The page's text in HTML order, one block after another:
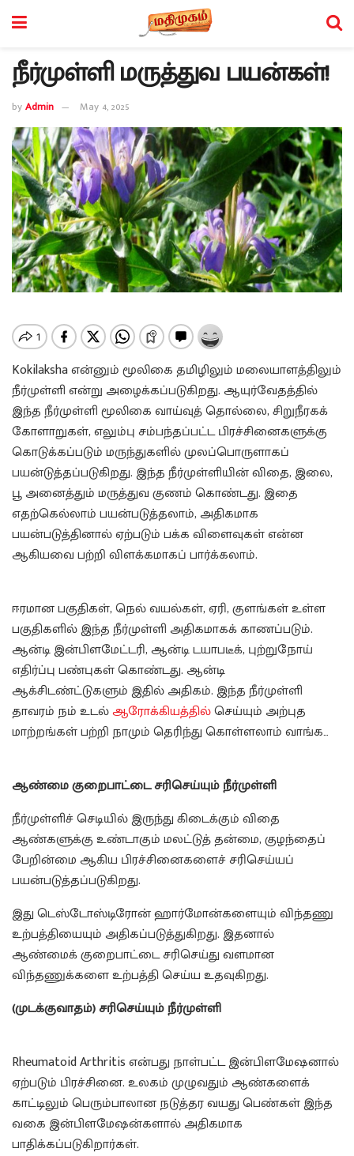
நீர்முள்ளி மருத்துவ பயன்கள்!
byAdmin May 4, 2025
Kokilaksha என்னும் மூலிகை தமிழிலும் மலையாளத்திலும்
நீர்முள்ளி என்று அழைக்கப்படுகிறது. ஆயுர்வேதத்தில்
இந்த நீர்முள்ளி மூலிகை வாய்வுத் தொல்லை, சிறுநீரகக்
கோளாறுகள், எலும்பு சம்பந்தப்பட்ட பிரச்சினைகளுக்கு
கொடுக்கப்படும் மருந்துகளில் முலப்பொருளாகப்
பயன்டுத்தப்படுகிறது. இந்த நீர்முள்ளியின் விதை, இலை,
பூ அனைத்தும் மருத்துவ குணம் கொண்டது. இதை
எதற்கெல்லாம் பயன்படுத்தலாம், அதிகமாக
பயன்படுத்தினால் ஏற்படும் பக்க விளைவுகள் என்ன
ஆகியவை பற்றி விளக்கமாகப் பார்க்கலாம்.
ஈரமான பகுதிகள், நெல் வயல்கள், ஏரி, குளங்கள் உள்ள
பகுதிகளில் இந்த நீர்முள்ளி அதிகமாகக் காணப்படும்.
ஆன்டி இன்பிளமேட்டரி, ஆன்டி டயாபடீக், புற்றுநோய்
எதிர்ப்பு பண்புகள் கொண்டது. ஆன்டி
ஆக்சிடண்ட்டுகளும் இதில் அதிகம். இந்த நீர்முள்ளி
தாவரம் நம் உடல்ஆரோக்கியத்தில்செய்யும் அற்புத
மாற்றங்கள் பற்றி நாமும் தெரிந்து கொள்ளலாம் வாங்க…
ஆண்மை குறைபாட்டை சரிசெய்யும் நீர்முள்ளி
நீர்முள்ளிச் செடியில் இருந்து கிடைக்கும் விதை
ஆண்களுக்கு உண்டாகும் மலட்டுத் தன்மை, குழந்தைப்
பேறின்மை ஆகிய பிரச்சினைகளைச் சரிசெய்யப்
பயன்படுத்தப்படுகிறது.
இது டெஸ்டோஸ்டிரோன் ஹார்மோன்களையும் விந்தணு
உற்பத்தியையும் அதிகப்படுத்துகிறது. இதனால்
ஆண்மைக் குறைபாட்டை சரிசெய்து வளமான
விந்தணுக்களை உற்பத்தி செய்ய உதவுகிறது.
(முடக்குவாதம்) சரிசெய்யும் நீர்முள்ளி
Rheumatoid Arthritis என்பது நாள்பட்ட இன்பிளமேஷனால்
ஏற்படும் பிரச்சினை. உலகம் முழுவதும் ஆண்களைக்
காட்டிலும் பெரும்பாலான நடுத்தர வயது பெண்கள் இந்த
வகை இன்பிளமேஷன்களால் அதிகமாக
பாதிக்கப்படுகிறார்கள்.